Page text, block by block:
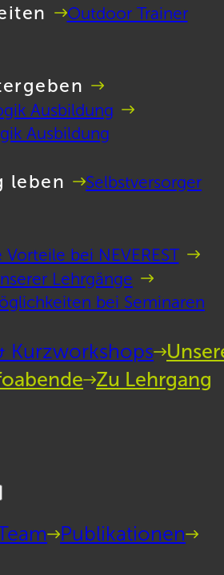
Outdoor Trainer
Ausbildung
Ausbildung
leben
Selbstversorger
Vorteile bei NEVEREST
Lehrgänge
bei Seminaren
Kurzworkshops
Zu Lehrgang
Publikationen